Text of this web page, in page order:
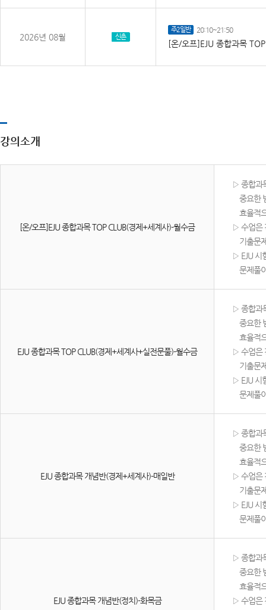
2026년 08월 신촌
주2일반 20:10~21:50
[온/오프]EJU 종합과목
강의소개
[온/오프]EJU 종합과목 TOP CLUB(경제+세계사)-월수금
​▷ 종합과
중요한
효율적
▷ 수업은
기출문
▷ EJU 시
문제풀
EJU 종합과목 TOP CLUB(경제+세계사+실전문풀)-월수금
​▷ 종합과
중요한
효율적
▷ 수업은
기출문
▷ EJU 시
문제풀
EJU 종합과목 개념반(경제+세계사)-매일반
​▷ 종합과
중요한
효율적
▷ 수업은
기출문
▷ EJU 시
문제풀
EJU 종합과목 개념반(정치)-화목금
​▷ 종합과
중요한
효율적
▷ 수업은